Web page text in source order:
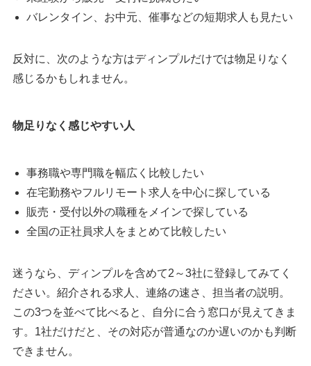
バレンタイン、お中元、催事などの短期求人も見たい
反対に、次のような方はディンプルだけでは物足りなく
感じるかもしれません。
物足りなく感じやすい人
事務職や専門職を幅広く比較したい
在宅勤務やフルリモート求人を中心に探している
販売・受付以外の職種をメインで探している
全国の正社員求人をまとめて比較したい
迷うなら、ディンプルを含めて2～3社に登録してみてく
ださい。紹介される求人、連絡の速さ、担当者の説明。
この3つを並べて比べると、自分に合う窓口が見えてきま
す。1社だけだと、その対応が普通なのか遅いのかも判断
できません。